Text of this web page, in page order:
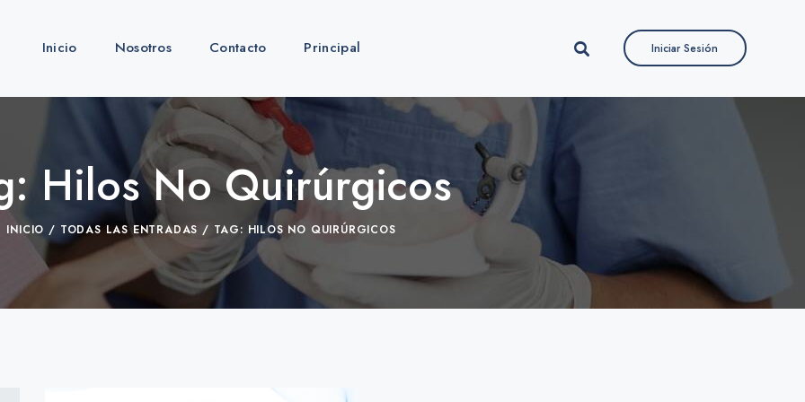
Inicio Nosotros Contacto Principal Iniciar Sesión
Hilos No Quirúrgicos
INICIO TODAS LAS ENTRADAS TAG: HILOS NO QUIRÚRGICOS